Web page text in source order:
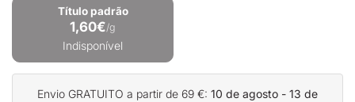
Título padrão
1,60€/g
Indisponível
Envio GRATUITO a partir de 69 €: 10 de agosto - 13 de